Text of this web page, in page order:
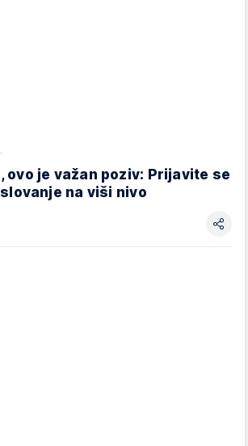
ovo je važan poziv: Prijavite se
na viši nivo